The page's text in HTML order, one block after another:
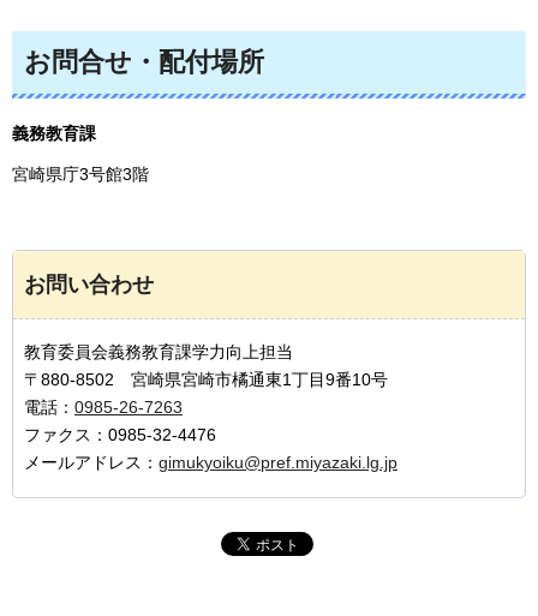
お問合せ・配付場所
義務教育課
宮崎県庁3号館3階
お問い合わせ
教育委員会義務教育課学力向上担当
〒880-8502 宮崎県宮崎市橘通東1丁目9番10号
電話： 0985-26-7263
ファクス：0985-32-4476
メールアドレス： gimukyoiku@pref.miyazaki.lg.jp